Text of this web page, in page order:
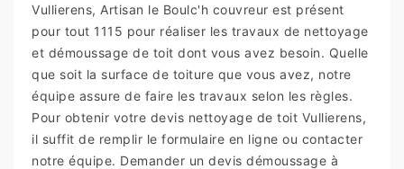
Vullierens, Artisan le Boulc'h couvreur est présent
pour tout 1115 pour réaliser les travaux de nettoyage
et démoussage de toit dont vous avez besoin. Quelle
que soit la surface de toiture que vous avez, notre
équipe assure de faire les travaux selon les règles.
Pour obtenir votre devis nettoyage de toit Vullierens,
il suffit de remplir le formulaire en ligne ou contacter
notre équipe. Demander un devis démoussage à